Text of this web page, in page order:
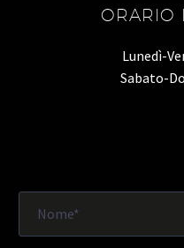
ORARIO
Lunedì-
Sabato-